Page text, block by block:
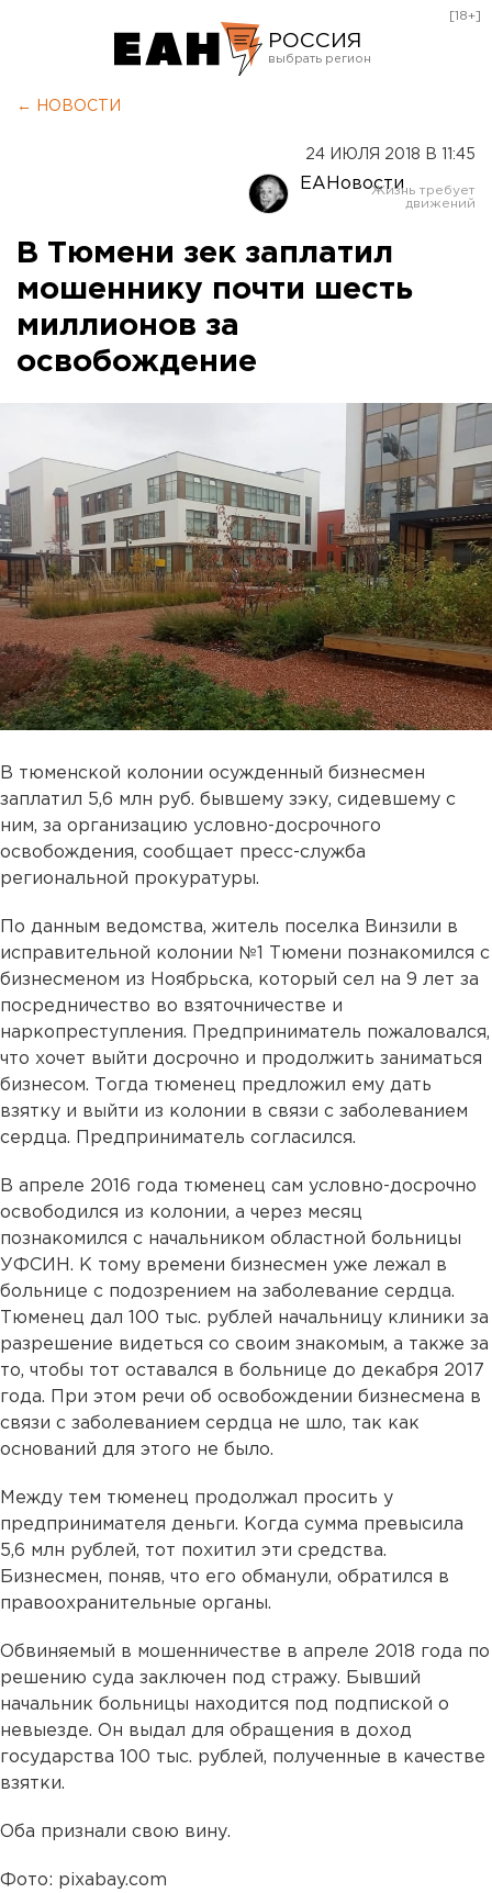
РОССИЯ
Оренбург
[18+]
← НОВОСТИ
24 ИЮЛЯ 2018 В 11:45
ЕАНовости
В Тюмени зек заплатил
мошеннику почти шесть
миллионов за
освобождение
В тюменской колонии осужденный бизнесмен
заплатил 5,6 млн руб. бывшему зэку, сидевшему с
ним, за организацию условно-досрочного
освобождения, сообщает пресс-служба
региональной прокуратуры.
По данным ведомства, житель поселка Винзили в
исправительной колонии №1 Тюмени познакомился с
бизнесменом из Ноябрьска, который сел на 9 лет за
посредничество во взяточничестве и
наркопреступления. Предприниматель пожаловался,
что хочет выйти досрочно и продолжить заниматься
бизнесом. Тогда тюменец предложил ему дать
взятку и выйти из колонии в связи с заболеванием
сердца. Предприниматель согласился.
В апреле 2016 года тюменец сам условно-досрочно
освободился из колонии, а через месяц
познакомился с начальником областной больницы
УФСИН. К тому времени бизнесмен уже лежал в
больнице с подозрением на заболевание сердца.
Тюменец дал 100 тыс. рублей начальницу клиники за
разрешение видеться со своим знакомым, а также за
то, чтобы тот оставался в больнице до декабря 2017
года. При этом речи об освобождении бизнесмена в
связи с заболеванием сердца не шло, так как
оснований для этого не было.
Между тем тюменец продолжал просить у
предпринимателя деньги. Когда сумма превысила
5,6 млн рублей, тот похитил эти средства.
Бизнесмен, поняв, что его обманули, обратился в
правоохранительные органы.
Обвиняемый в мошенничестве в апреле 2018 года по
решению суда заключен под стражу. Бывший
начальник больницы находится под подпиской о
невыезде. Он выдал для обращения в доход
государства 100 тыс. рублей, полученные в качестве
взятки.
Оба признали свою вину.
Фото: pixabay.com